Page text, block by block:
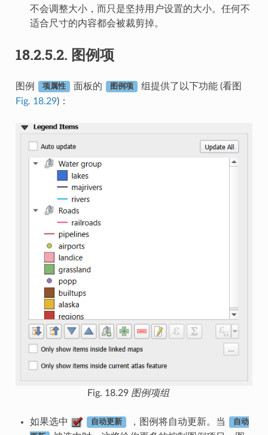
不会调整大小，而只是坚持用户设置的大小。任何不
适合尺寸的内容都会被裁剪掉。
18.2.5.2. 图例项
图例 项属性 面板的 图例项
组提供了以下功能 (看图
Fig. 18.29)：
Fig. 18.29 图例项组
如果选中 自动更新 ，图例将自动更新。当 自动